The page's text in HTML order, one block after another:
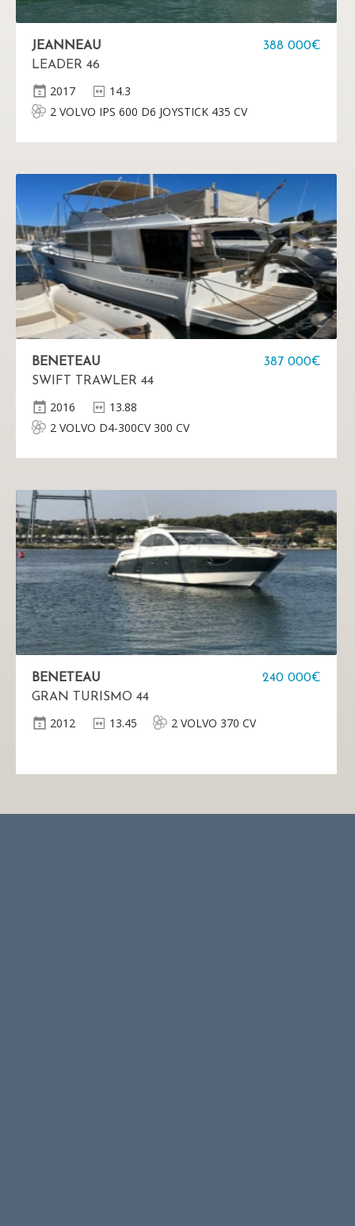
JEANNEAU
LEADER 46
388 000€
2017
14.3
2 VOLVO IPS 600 D6 JOYSTICK 435 CV
BENETEAU
SWIFT TRAWLER 44
387 000€
2016
13.88
2 VOLVO D4-300CV 300 CV
BENETEAU
GRAN TURISMO 44
240 000€
2012 13.45 2 VOLVO 370 CV